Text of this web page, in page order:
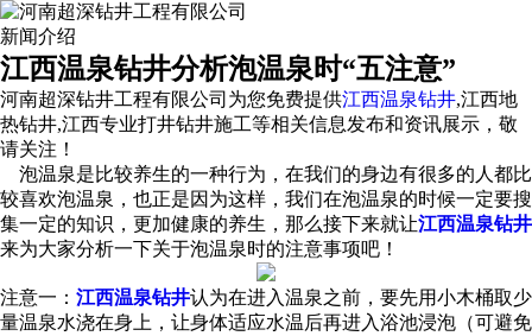
新闻介绍
江西温泉钻井分析泡温泉时“五注意”
河南超深钻井工程有限公司为您免费提供江西温泉钻井,江西地
热钻井,江西专业打井钻井施工等相关信息发布和资讯展示，敬
请关注！
泡温泉是比较养生的一种行为，在我们的身边有很多的人都比
较喜欢泡温泉，也正是因为这样，我们在泡温泉的时候一定要搜
集一定的知识，更加健康的养生，那么接下来就让江西温泉钻井
来为大家分析一下关于泡温泉时的注意事项吧！
注意一： 江西温泉钻井认为在进入温泉之前，要先用小木桶取少
量温泉水浇在身上，让身体适应水温后再进入浴池浸泡（可避免